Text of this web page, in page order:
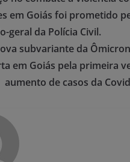
em Goiás foi prometido
geral da Polícia Civil.
subvariante da
em Goiás pela primeira
aumento de casos da